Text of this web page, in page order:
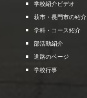
学校紹介ビデオ
萩市・長門市の紹介
学科・コース紹介
部活動紹介
進路のページ
学校行事